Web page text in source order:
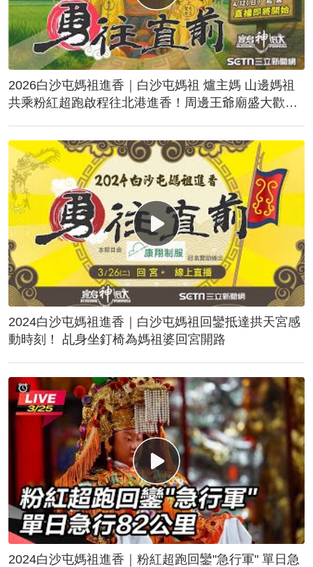
2026白沙屯媽祖進香｜白沙屯媽祖 爐主媽 山邊媽祖
共乘粉紅超跑啟程往北港進香！周邊王爺廟盛大歡
2024白沙屯媽祖進香｜白沙屯媽祖回鑾抵達拱天宮感
動時刻！ 乩身坐釘椅為媽祖婆回宮開路
2024白沙屯媽祖進香｜粉紅超跑回鑾"急行軍" 單日急